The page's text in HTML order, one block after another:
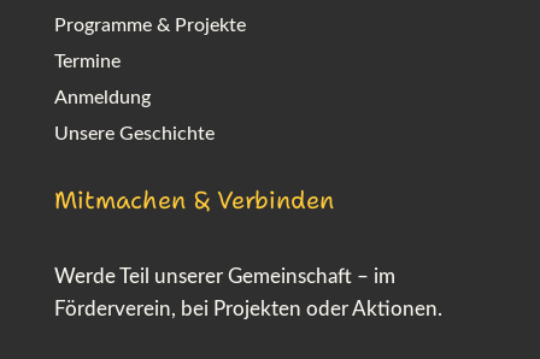
Programme & Projekte
Termine
Anmeldung
Unsere Geschichte
Mitmachen & Verbinden
Werde Teil unserer Gemeinschaft – im
Förderverein, bei Projekten oder Aktionen.